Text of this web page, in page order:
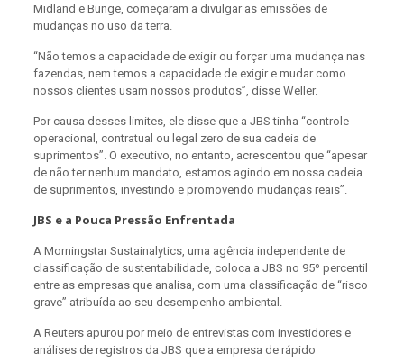
Midland e Bunge, começaram a divulgar as emissões de
mudanças no uso da terra.
“Não temos a capacidade de exigir ou forçar uma mudança nas
fazendas, nem temos a capacidade de exigir e mudar como
nossos clientes usam nossos produtos”, disse Weller.
Por causa desses limites, ele disse que a JBS tinha “controle
operacional, contratual ou legal zero de sua cadeia de
suprimentos”. O executivo, no entanto, acrescentou que “apesar
de não ter nenhum mandato, estamos agindo em nossa cadeia
de suprimentos, investindo e promovendo mudanças reais”.
JBS e a Pouca Pressão Enfrentada
A Morningstar Sustainalytics, uma agência independente de
classificação de sustentabilidade, coloca a JBS no 95º percentil
entre as empresas que analisa, com uma classificação de “risco
grave” atribuída ao seu desempenho ambiental.
A Reuters apurou por meio de entrevistas com investidores e
análises de registros da JBS que a empresa de rápido